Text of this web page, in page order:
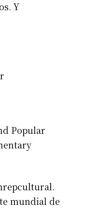
Y
Popular
mundial de